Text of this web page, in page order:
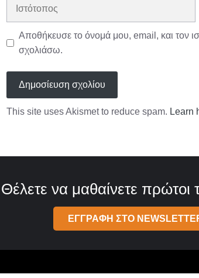
Ιστότοπος
Αποθήκευσε το όνομά μου, email, και τον
σχολιάσω.
This site uses Akismet to reduce spam. Learn
Θέλετε να μαθαίνετε πρώτοι
ΕΓΓΡΑΦΗ ΣΤΟ